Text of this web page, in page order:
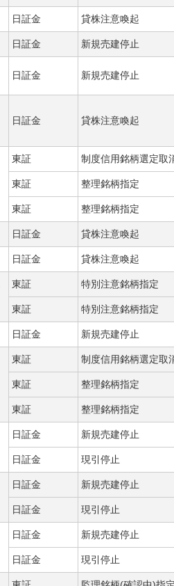
日証金 貸株注意喚起
日証金 新規売建停止
日証金 新規売建停止
日証金 貸株注意喚起
東証 制度信用銘柄選定取
東証 整理銘柄指定
東証 整理銘柄指定
日証金 貸株注意喚起
日証金 貸株注意喚起
東証 特別注意銘柄指定
東証 特別注意銘柄指定
日証金 新規売建停止
東証 制度信用銘柄選定取
東証 整理銘柄指定
東証 整理銘柄指定
日証金 新規売建停止
日証金 現引停止
日証金 新規売建停止
日証金 現引停止
日証金 新規売建停止
日証金 現引停止